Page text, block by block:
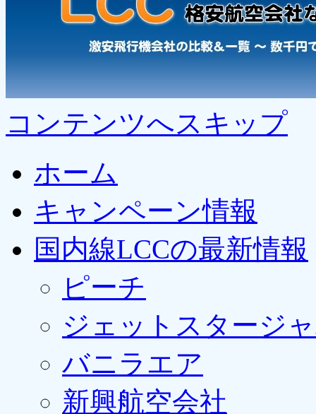
コンテンツへスキップ
ホーム
キャンペーン情報
国内線LCCの最新情報
ピーチ
ジェットスタージ
バニラエア
新興航空会社